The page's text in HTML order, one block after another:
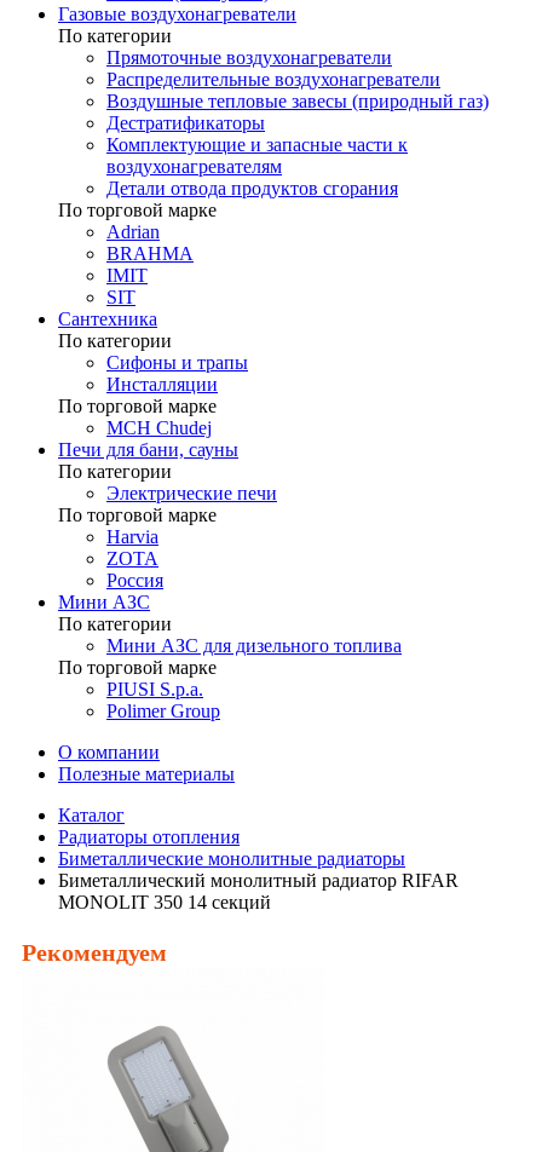
Газовые воздухонагреватели
По категории
Прямоточные воздухонагреватели
Распределительные воздухонагреватели
Воздушные тепловые завесы (природный газ)
Дестратификаторы
Комплектующие и запасные части к
воздухонагревателям
Детали отвода продуктов сгорания
По торговой марке
Adrian
BRAHMA
IMIT
SIT
Сантехника
По категории
Сифоны и трапы
Инсталляции
По торговой марке
MCH Chudej
Печи для бани, сауны
По категории
Электрические печи
По торговой марке
Harvia
ZOTA
Россия
Мини АЗС
По категории
Мини АЗС для дизельного топлива
По торговой марке
PIUSI S.p.a.
Polimer Group
О компании
Полезные материалы
Каталог
Радиаторы отопления
Биметаллические монолитные радиаторы
Биметаллический монолитный радиатор RIFAR
MONOLIT 350 14 секций
Рекомендуем